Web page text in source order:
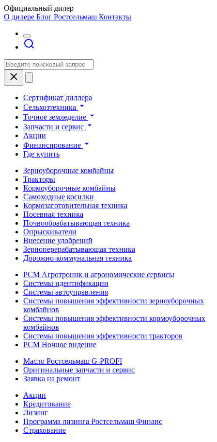
Официальный дилер
О дилере Блог Ростсельмаш Контакты
Сертификат диллера
Сельхозтехника
Точное земледелие
Запчасти и сервис
Акции
Финансирование
Где купить
Зерноуборочные комбайны
Тракторы
Кормоуборочные комбайны
Самоходные косилки
Кормозаготовительная техника
Посевная техника
Почвообрабатывающая техника
Опрыскиватели
Внесение удобрений
Зерноперерабатывающая техника
Дорожно-коммунальная техника
РСМ Агротроник и агрономические сервисы
Системы идентификации
Системы автоуправления
Системы повышения эффективности зерноуборочных
комбайнов
Системы повышения эффективности кормоуборочных
комбайнов
Системы повышения эффективности тракторов
РСМ Ночное видение
Масло Ростсельмаш G-PROFI
Оригинальные запчасти и сервис
Заявка на ремонт
Акции
Кредитование
Лизинг
Программа лизинга Ростсельмаш Финанс
Страхование